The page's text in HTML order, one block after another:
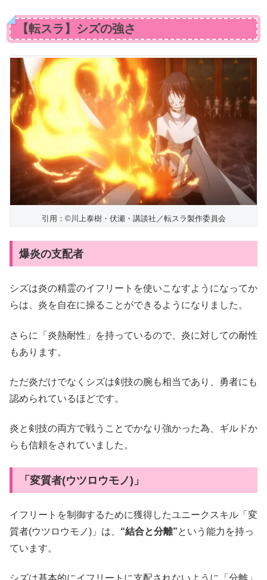
【転スラ】シズの強さ
引用：©川上泰樹・伏瀬・講談社／転スラ製作委員会
爆炎の支配者
シズは炎の精霊のイフリートを使いこなすようになってか
らは、炎を自在に操ることができるようになりました。
さらに「炎熱耐性」を持っているので、炎に対しての耐性
もあります。
ただ炎だけでなくシズは剣技の腕も相当であり、勇者にも
認められているほどです。
炎と剣技の両方で戦うことでかなり強かった為、ギルドか
らも信頼をされていました。
「変質者(ウツロウモノ)」
イフリートを制御するために獲得したユニークスキル「変
質者(ウツロウモノ)」は、 “結合と分離”という能力を持っ
ています。